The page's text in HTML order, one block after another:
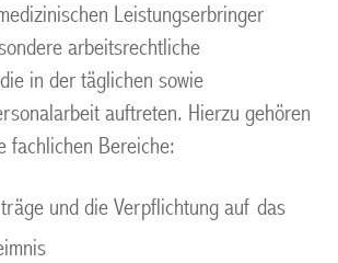
Leistungserbringer
arbeitsrechtliche
in der täglichen sowie
auftreten. Hierzu gehören
fachlichen Bereiche:
und die Verpflichtung auf das